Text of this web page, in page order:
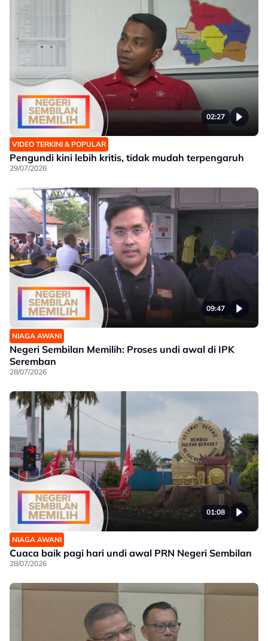
02:27
VIDEO TERKINI & POPULAR
Pengundi kini lebih kritis, tidak mudah terpengaruh
29/07/2026
09:47
NIAGA AWANI
Negeri Sembilan Memilih: Proses undi awal di IPK
Seremban
28/07/2026
01:08
NIAGA AWANI
Cuaca baik pagi hari undi awal PRN Negeri Sembilan
28/07/2026